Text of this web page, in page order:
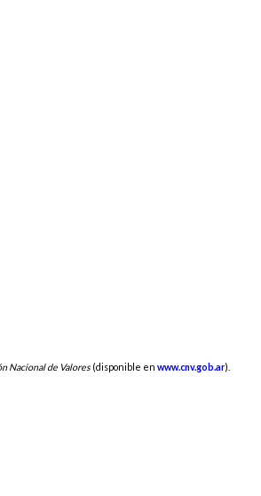
Nacional de Valores(disponible en www.cnv.gob.ar).